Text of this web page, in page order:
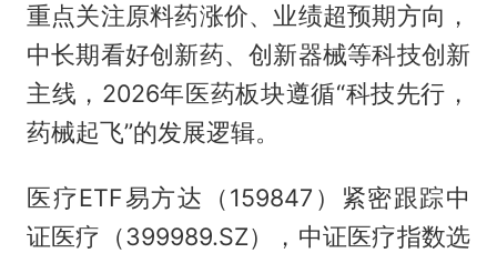
重点关注原料药涨价、业绩超预期方向，
中长期看好创新药、创新器械等科技创新
主线，2026年医药板块遵循“科技先行，
药械起飞”的发展逻辑。
医疗ETF易方达（159847）紧密跟踪中
证医疗（399989.SZ），中证医疗指数选